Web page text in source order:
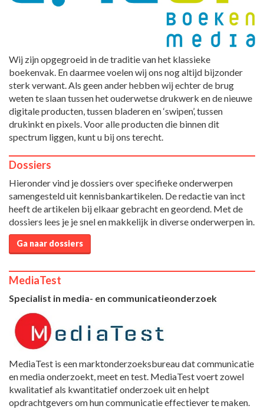
Wij zijn opgegroeid in de traditie van het klassieke
boekenvak. En daarmee voelen wij ons nog altijd bijzonder
sterk verwant. Als geen ander hebben wij echter de brug
weten te slaan tussen het ouderwetse drukwerk en de nieuwe
digitale producten, tussen bladeren en ‘swipen’, tussen
drukinkt en pixels. Voor alle producten die binnen dit
spectrum liggen, kunt u bij ons terecht.
Dossiers
Hieronder vind je dossiers over specifieke onderwerpen
samengesteld uit kennisbankartikelen. De redactie van inct
heeft de artikelen bij elkaar gebracht en geordend. Met de
dossiers lees je je snel en makkelijk in diverse onderwerpen in.
Ga naar dossiers
MediaTest
Specialist in media- en communicatieonderzoek
MediaTest is een marktonderzoeksbureau dat communicatie
en media onderzoekt, meet en test. MediaTest voert zowel
kwalitatief als kwantitatief onderzoek uit en helpt
opdrachtgevers om hun communicatie effectiever te maken.